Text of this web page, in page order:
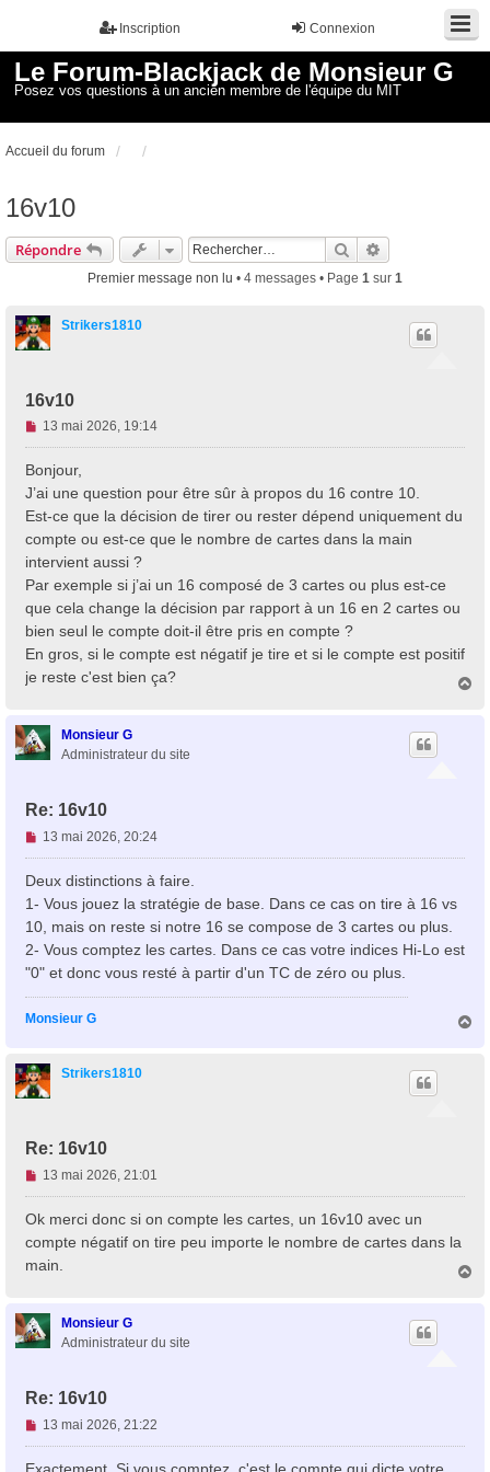
Connexion
Inscription
Le Forum-Blackjack de Monsieur G
Posez vos questions à un ancien membre de l'équipe du MIT
Accueil du forum
16v10
Répondre Rechercher
Premier message non lu • 4 messages • Page 1 sur 1
Strikers1810
16v10
M
e
s
g
e
n
o
n
13 mai 2026, 19:14
Bonjour,
J’ai une question pour être sûr à propos du 16 contre 10.
Est-ce que la décision de tirer ou rester dépend uniquement du
compte ou est-ce que le nombre de cartes dans la main
intervient aussi ?
Par exemple si j’ai un 16 composé de 3 cartes ou plus est-ce
que cela change la décision par rapport à un 16 en 2 cartes ou
bien seul le compte doit-il être pris en compte ?
En gros, si le compte est négatif je tire et si le compte est positif
je reste c'est bien ça?
Monsieur G
Administrateur du site
Re: 16v10
M
e
s
s
g
e
n
o
n
13 mai 2026, 20:24
Deux distinctions à faire.
1- Vous jouez la stratégie de base. Dans ce cas on tire à 16 vs
10, mais on reste si notre 16 se compose de 3 cartes ou plus.
2- Vous comptez les cartes. Dans ce cas votre indices Hi-Lo est
"0" et donc vous resté à partir d'un TC de zéro ou plus.
Monsieur G
Strikers1810
Re: 16v10
M
e
s
a
g
n
o
n
u
13 mai 2026, 21:01
Ok merci donc si on compte les cartes, un 16v10 avec un
compte négatif on tire peu importe le nombre de cartes dans la
main.
Monsieur G
Administrateur du site
Re: 16v10
M
e
13 mai 2026, 21:22
Exactement. Si vous comptez, c'est le compte qui dicte votre